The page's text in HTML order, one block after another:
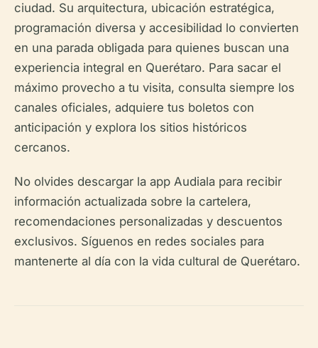
ciudad. Su arquitectura, ubicación estratégica,
programación diversa y accesibilidad lo convierten
en una parada obligada para quienes buscan una
experiencia integral en Querétaro. Para sacar el
máximo provecho a tu visita, consulta siempre los
canales oficiales, adquiere tus boletos con
anticipación y explora los sitios históricos
cercanos.
No olvides descargar la app Audiala para recibir
información actualizada sobre la cartelera,
recomendaciones personalizadas y descuentos
exclusivos. Síguenos en redes sociales para
mantenerte al día con la vida cultural de Querétaro.